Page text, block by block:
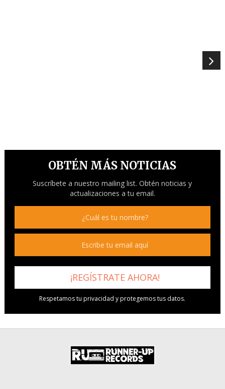
OBTÉN MÁS NOTICIAS
Suscríbete a nuestro mailing list. Obtén noticias y
actualizaciones a tu email.
Respetamos tu privacidad y protegemos tus datos.